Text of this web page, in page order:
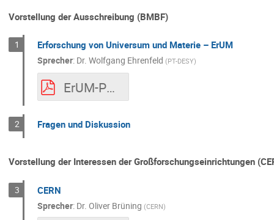
Vorstellung der Ausschreibung (BMBF)
1 Erforschung von Universum und Materie – ErUM
Sprecher: Dr. Wolfgang Ehrenfeld (PT-DESY)
ErUM-PT_Beschleuniger_2020-09-07.pdf
2 Fragen und Diskussion
Vorstellung der Interessen der Großforschungseinrichtungen
3 CERN
Sprecher: Dr. Oliver Brüning (CERN)